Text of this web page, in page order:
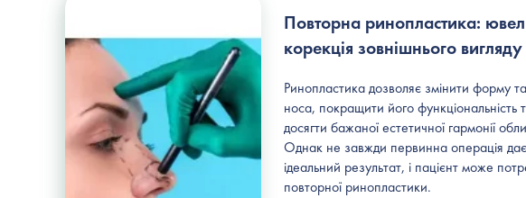
Повторна ринопластика:
корекція зовнішнього
Ринопластика дозволяє змінити форму
носа, покращити його функціональність
досягти бажаної естетичної гармонії
Однак не завжди первинна операція дає
ідеальний результат, і пацієнт може
повторної ринопластики.